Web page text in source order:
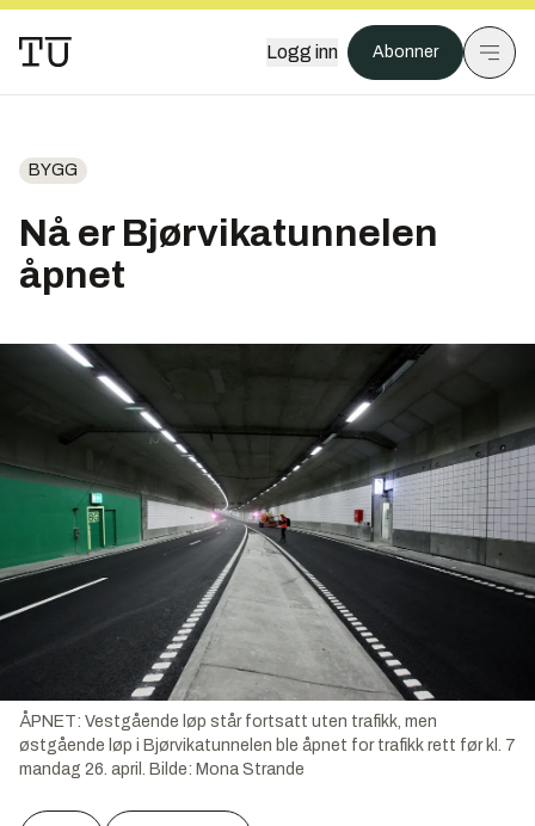
Logg inn Abonner
BYGG
Nå er Bjørvikatunnelen
åpnet
ÅPNET: Vestgående løp står fortsatt uten trafikk, men
østgående løp i Bjørvikatunnelen ble åpnet for trafikk rett før kl. 7
mandag 26. april.
Bilde: Mona Strande